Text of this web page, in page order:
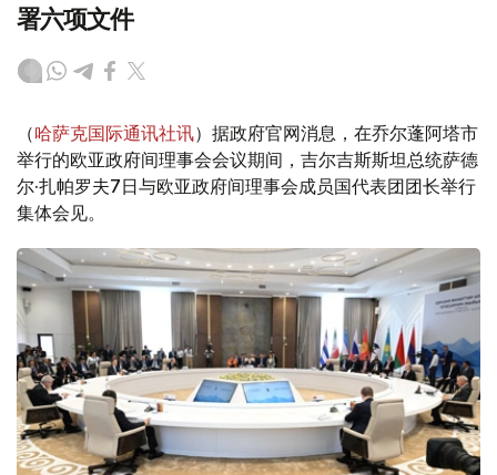
署六项文件
（哈萨克国际通讯社讯）据政府官网消息，在乔尔蓬阿塔市
举行的欧亚政府间理事会会议期间，吉尔吉斯斯坦总统萨德
尔·扎帕罗夫7日与欧亚政府间理事会成员国代表团团长举行
集体会见。